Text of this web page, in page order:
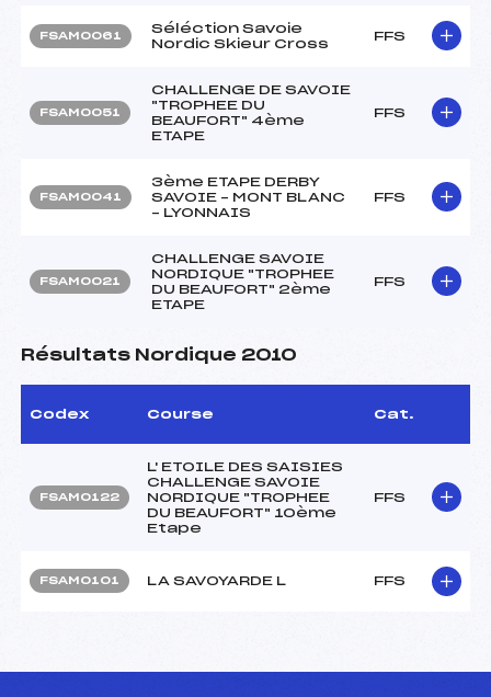
FSAM0061
Séléction Savoie
Nordic Skieur Cross
FFS
FSAM0051
CHALLENGE DE SAVOIE
"TROPHEE DU
BEAUFORT" 4ème
ETAPE
FFS
FSAM0041
3ème ETAPE DERBY
SAVOIE – MONT BLANC
– LYONNAIS
FFS
FSAM0021
CHALLENGE SAVOIE
NORDIQUE "TROPHEE
DU BEAUFORT" 2ème
ETAPE
FFS
Résultats Nordique 2010
Codex Course Cat.
FSAM0122
L' ETOILE DES SAISIES
CHALLENGE SAVOIE
NORDIQUE "TROPHEE
DU BEAUFORT" 10ème
Etape
FFS
FSAM0101 LA SAVOYARDE L FFS